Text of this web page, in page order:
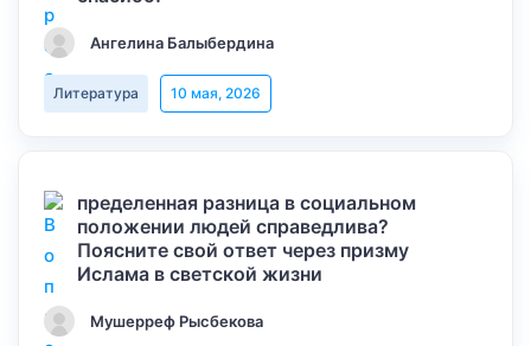
Ангелина Балыбердина
Литература 10 мая, 2026
пределенная разница в социальном
положении людей справедлива?
Поясните свой ответ через призму
Ислама в светской жизни
Мушерреф Рысбекова